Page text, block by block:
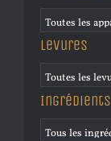
Levures
Ingrédients